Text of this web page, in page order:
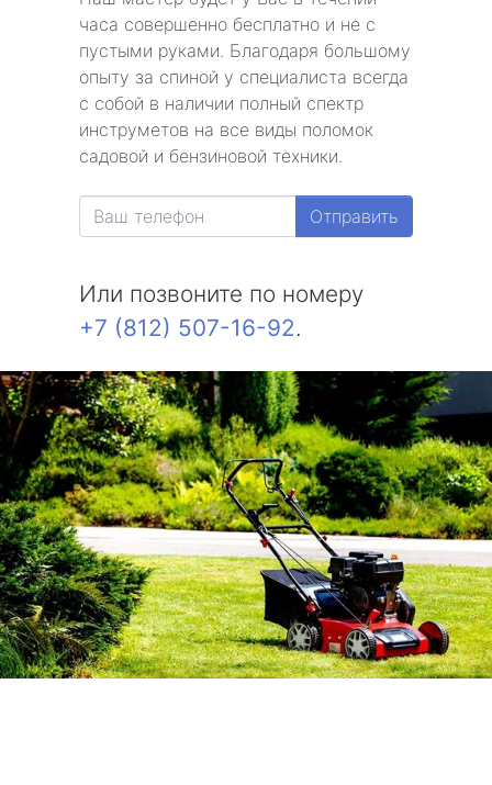
часа совершенно бесплатно и не с
пустыми руками. Благодаря большому
опыту за спиной у специалиста всегда
с собой в наличии полный спектр
инструметов на все виды поломок
садовой и бензиновой техники.
Отправить
Или позвоните по номеру
+7 (812) 507-16-92.